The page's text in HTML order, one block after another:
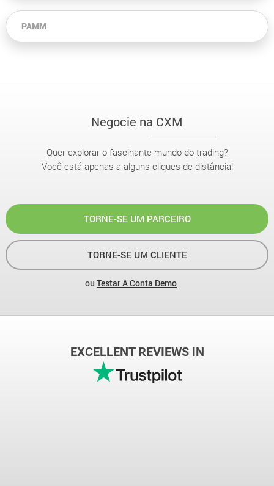
PAMM
Negocie na CXM
Quer explorar o fascinante mundo do trading?
Você está apenas a alguns cliques de distância!
TORNE-SE UM PARCEIRO
TORNE-SE UM CLIENTE
ou Testar A Conta Demo
EXCELLENT REVIEWS IN